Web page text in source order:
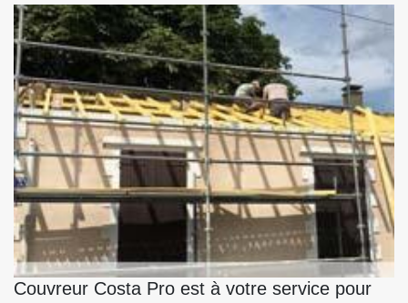
Couvreur Costa Pro est à votre service pour